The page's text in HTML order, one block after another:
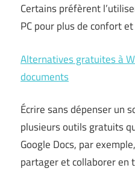
Certains préfèrent
PC pour plus de confort
Alternatives gratuites à
documents
Écrire sans dépenser un
plusieurs outils gratuits
Google Docs, par
partager et collaborer en